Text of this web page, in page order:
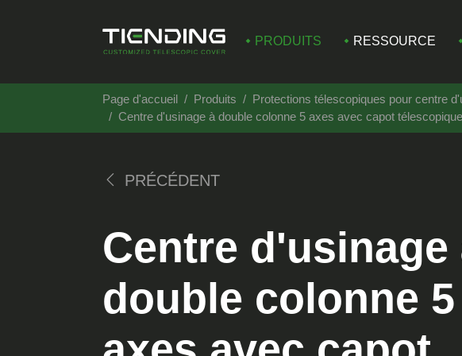
PRODUITS RESSOURCE
Page d'accueil Produits
Protections télescopiques pour centre
Centre d'usinage à double colonne 5 axes avec capot
PRÉCÉDENT
Centre d'usinage
double colonne 5